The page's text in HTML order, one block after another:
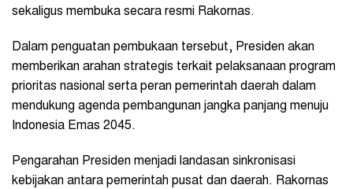
sekaligus membuka secara resmi Rakornas.
Dalam penguatan pembukaan tersebut, Presiden akan
memberikan arahan strategis terkait pelaksanaan program
prioritas nasional serta peran pemerintah daerah dalam
mendukung agenda pembangunan jangka panjang menuju
Indonesia Emas 2045.
Pengarahan Presiden menjadi landasan sinkronisasi
kebijakan antara pemerintah pusat dan daerah. Rakornas